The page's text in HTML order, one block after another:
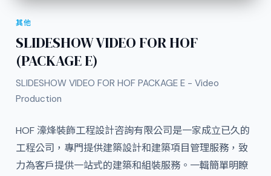
其他
SLIDESHOW VIDEO FOR HOF
(PACKAGE E)
SLIDESHOW VIDEO FOR HOF PACKAGE E - Video
Production
HOF 濠烽裝飾工程設計咨詢有限公司是一家成立已久的
工程公司，專門提供建築設計和建築項目管理服務，致
力為客戶提供一站式的建築和組裝服務。一輯簡單明瞭